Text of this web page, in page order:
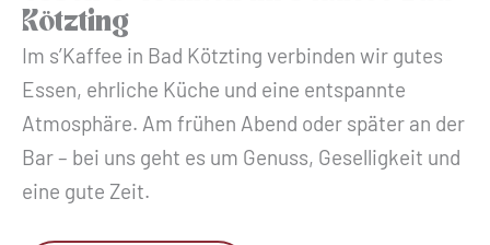
Kötzting
Im s’Kaffee in Bad Kötzting verbinden wir gutes
Essen, ehrliche Küche und eine entspannte
Atmosphäre. Am frühen Abend oder später an der
Bar – bei uns geht es um Genuss, Geselligkeit und
eine gute Zeit.